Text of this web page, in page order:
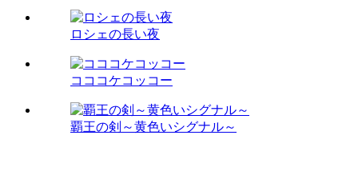
ロシェの長い夜
コココケコッコー
覇王の剣～黄色いシグナル～